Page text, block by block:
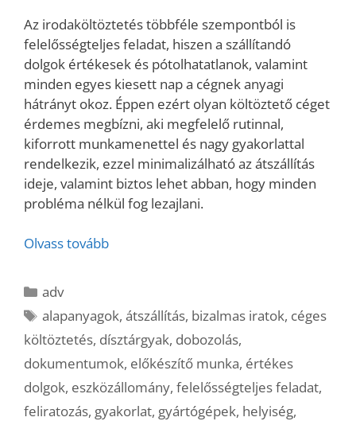
Az irodaköltöztetés többféle szempontból is
felelősségteljes feladat, hiszen a szállítandó
dolgok értékesek és pótolhatatlanok, valamint
minden egyes kiesett nap a cégnek anyagi
hátrányt okoz. Éppen ezért olyan költöztető céget
érdemes megbízni, aki megfelelő rutinnal,
kiforrott munkamenettel és nagy gyakorlattal
rendelkezik, ezzel minimalizálható az átszállítás
ideje, valamint biztos lehet abban, hogy minden
probléma nélkül fog lezajlani.
Olvass tovább
Kategória
adv
Címkék
alapanyagok,átszállítás, bizalmas iratok, céges
költöztetés, dísztárgyak, dobozolás,
dokumentumok, előkészítő munka, értékes
dolgok, eszközállomány, felelősségteljes feladat,
feliratozás, gyakorlat, gyártógépek, helyiség,